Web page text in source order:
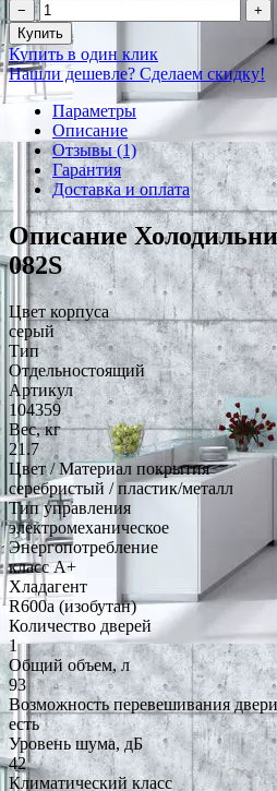
−
+
Купить
Купить в один клик
Нашли дешевле? Сделаем скидку!
Параметры
Описание
Отзывы (1)
Гарантия
Доставка и оплата
Описание
082S
Цвет корпуса
серый
Тип
Отдельностоящий
Артикул
104359
Вес, кг
21.7
Цвет / Материал покрытия
серебристый / пластик/металл
Тип управления
электромеханическое
Энергопотребление
класс A+
Хладагент
R600a (изобутан)
Количество дверей
1
Общий объем, л
93
Возможность перевешивания двери
есть
Уровень шума, дБ
42
Климатический класс